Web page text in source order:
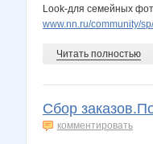
Look-для семейных
www.nn.ru/community/
Читать полностью
Сбор
комментировать